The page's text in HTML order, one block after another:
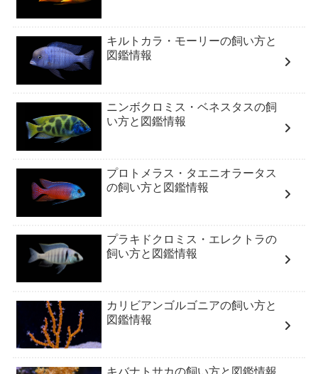
キルトカラ・モーリーの飼い方と
図鑑情報
ニンボクロミス・ベネスタスの飼
い方と図鑑情報
プロトメラス・タエニオラータス
の飼い方と図鑑情報
プラキドクロミス・エレクトラの
飼い方と図鑑情報
カリビアンゴルゴニアの飼い方と
図鑑情報
キバナトサカの飼い方と図鑑情報